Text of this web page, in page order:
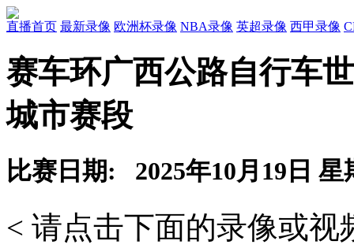
直播首页 最新录像 欧洲杯录像 NBA录像 英超录像 西甲录像
赛车环广西公路自行车
城市赛段
比赛日期: 2025年10月19日 星
< 请点击下面的录像或